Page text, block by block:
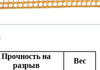
Прочность на
разрыв
Вес